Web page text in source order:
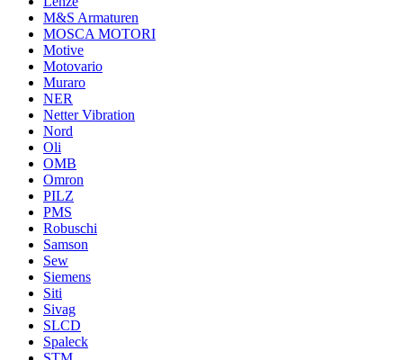
M&S Armaturen
MOSCA MOTORI
Motive
Motovario
Muraro
NER
Netter Vibration
Nord
Oli
OMB
Omron
PILZ
PMS
Robuschi
Samson
Sew
Siemens
Siti
Sivag
SLCD
Spaleck